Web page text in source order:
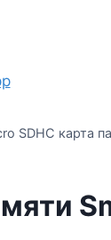
SDHC карта